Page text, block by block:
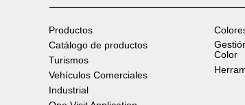
Productos
Catálogo de productos
Turismos
Vehículos Comerciales
Industrial
Color